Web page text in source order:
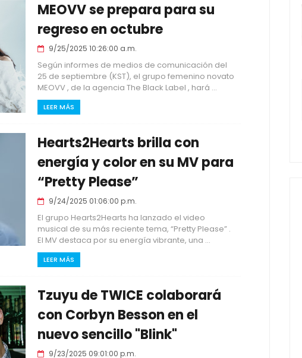
MEOVV se prepara para su
regreso en octubre
9/25/2025 10:26:00 a.m.
Según informes de medios de comunicación del
25 de septiembre (KST), el grupo femenino novato
MEOVV , de la agencia The Black Label , hará ...
LEER MÁS
Hearts2Hearts brilla con
energía y color en su MV para
“Pretty Please”
9/24/2025 01:06:00 p.m.
El grupo Hearts2Hearts ha lanzado el video
musical de su más reciente tema, “Pretty Please” .
El MV destaca por su energía vibrante, una ...
LEER MÁS
Tzuyu de TWICE colaborará
con Corbyn Besson en el
nuevo sencillo "Blink"
9/23/2025 09:01:00 p.m.